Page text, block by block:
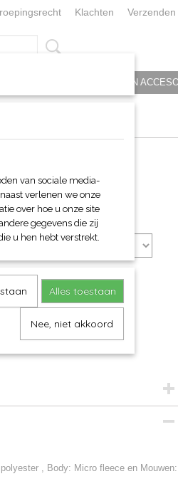
Klachten Verzenden
KERST/FEEST KLEDING EN
, Body: Micro fleece en Mouwen:
van sociale media-
verlenen we onze
over hoe u onze site
gegevens die zij
u hen hebt verstrekt.
Alles toestaan
Nee, niet akkoord